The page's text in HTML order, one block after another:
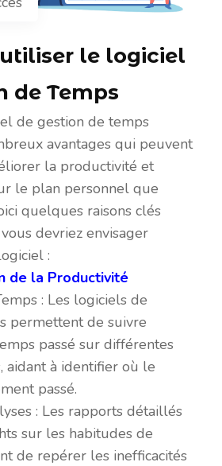
le logiciel
de Temps
de gestion de temps
avantages qui peuvent
la productivité et
le plan personnel que
quelques raisons clés
devriez envisager
:
de la Productivité
: Les logiciels de
permettent de suivre
passé sur différentes
aidant à identifier où le
passé.
: Les rapports détaillés
sur les habitudes de
de repérer les inefficacités